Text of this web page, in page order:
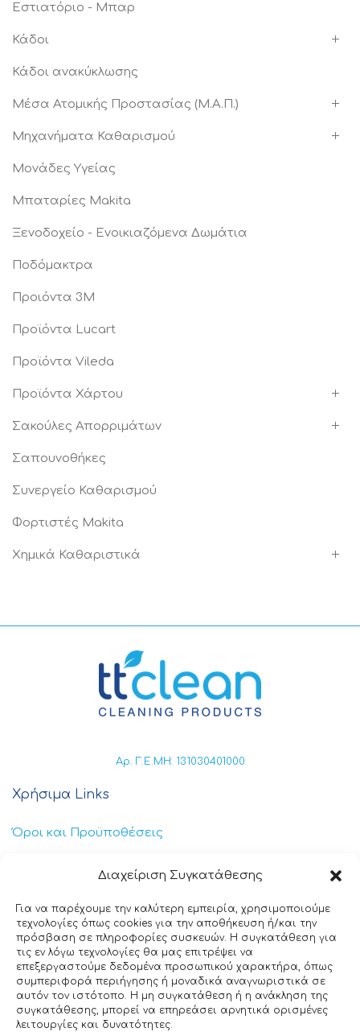
Διαχείριση Συγκατάθεσης
Για να παρέχουμε την καλύτερη εμπειρία, χρησιμοποιούμε
τεχνολογίες όπως cookies για την αποθήκευση ή/και την
πρόσβαση σε πληροφορίες συσκευών. Η συγκατάθεση για
τις εν λόγω τεχνολογίες θα μας επιτρέψει να
επεξεργαστούμε δεδομένα προσωπικού χαρακτήρα, όπως
συμπεριφορά περιήγησης ή μοναδικά αναγνωριστικά σε
αυτόν τον ιστότοπο. Η μη συγκατάθεση ή η ανάκληση της
συγκατάθεσης, μπορεί να επηρεάσει αρνητικά ορισμένες
λειτουργίες και δυνατότητες.
Εστιατόριο - Μπαρ
Κάδοι
Κάδοι ανακύκλωσης
Μέσα Ατομικής Προστασίας (Μ.Α.Π.)
Μηχανήματα Καθαρισμού
Μονάδες Υγείας
Μπαταρίες Makita
Ξενοδοχείο - Ενοικιαζόμενα Δωμάτια
Ποδόμακτρα
Προιόντα 3Μ
Προϊόντα Lucart
Προϊόντα Vileda
Προϊόντα Χάρτου
Σακούλες Απορριμάτων
Σαπουνοθήκες
Συνεργείο Καθαρισμού
Φορτιστές Makita
Χημικά Καθαριστικά
Αρ. Γ.Ε.ΜΗ: 131030401000
Χρήσιμα Links
Όροι και Προϋποθέσεις
Πολιτική Απορρήτου
Πολιτική Cookies
Επικοινωνία
+30 211 404 0235
info@ttclean.gr